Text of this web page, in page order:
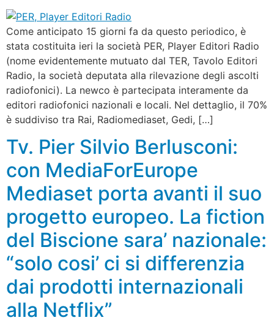
Come anticipato 15 giorni fa da questo periodico, è
stata costituita ieri la società PER, Player Editori Radio
(nome evidentemente mutuato dal TER, Tavolo Editori
Radio, la società deputata alla rilevazione degli ascolti
radiofonici). La newco è partecipata interamente da
editori radiofonici nazionali e locali. Nel dettaglio, il 70%
è suddiviso tra Rai, Radiomediaset, Gedi, […]
Tv. Pier Silvio Berlusconi:
con MediaForEurope
Mediaset porta avanti il suo
progetto europeo. La fiction
del Biscione sara’ nazionale:
“solo cosi’ ci si differenzia
dai prodotti internazionali
alla Netflix”